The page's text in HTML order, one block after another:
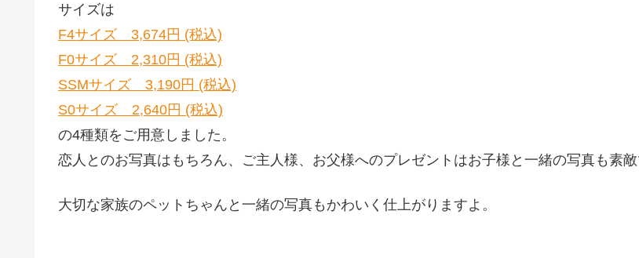
サイズは
F4サイズ 3,674円 (税込)
F0サイズ 2,310円 (税込)
SSMサイズ 3,190円 (税込)
S0サイズ 2,640円 (税込)
の4種類をご用意しました。
恋人とのお写真はもちろん、ご主人様、お父様へのプレゼントはお子様と一緒の写真も素敵
大切な家族のペットちゃんと一緒の写真もかわいく仕上がりますよ。